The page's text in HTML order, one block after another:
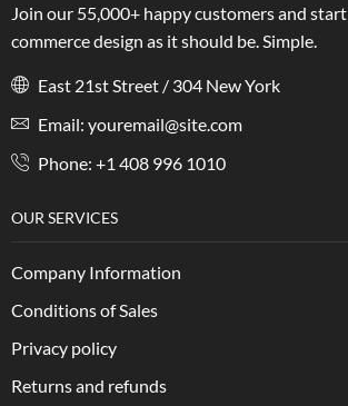
Join our 55,000+ happy customers and
commerce design as it should be. Simple.
East 21st Street / 304 New York
Email: youremail@site.com
Phone: +1 408 996 1010
OUR SERVICES
Company Information
Conditions of Sales
Privacy policy
Returns and refunds